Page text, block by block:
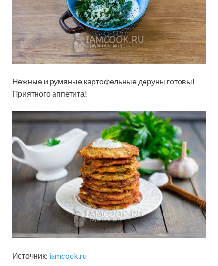
Нежные и румяные картофельные деруны готовы!
Приятного аппетита!
Источник: iamcook.ru